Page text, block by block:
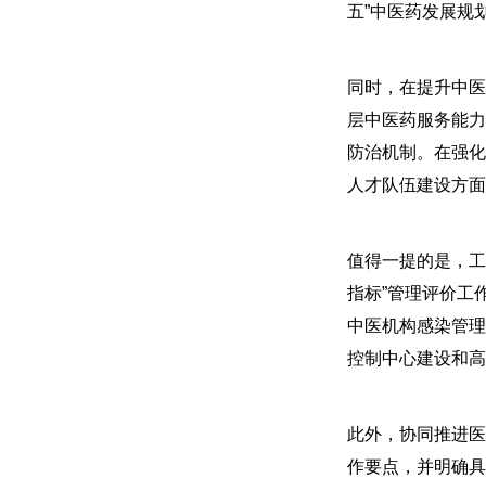
五”中医药发展规
同时，在提升中
层中医药服务能
防治机制。在强
人才队伍建设方
值得一提的是，
指标”管理评价工
中医机构感染管
控制中心建设和
此外，协同推进
作要点，并明确